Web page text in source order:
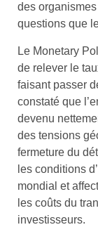
des
questions que
Le Monetary
de relever le
faisant passer
constaté que
devenu
des tensions
fermeture du
les conditions
mondial et
les coûts du
investisseurs.